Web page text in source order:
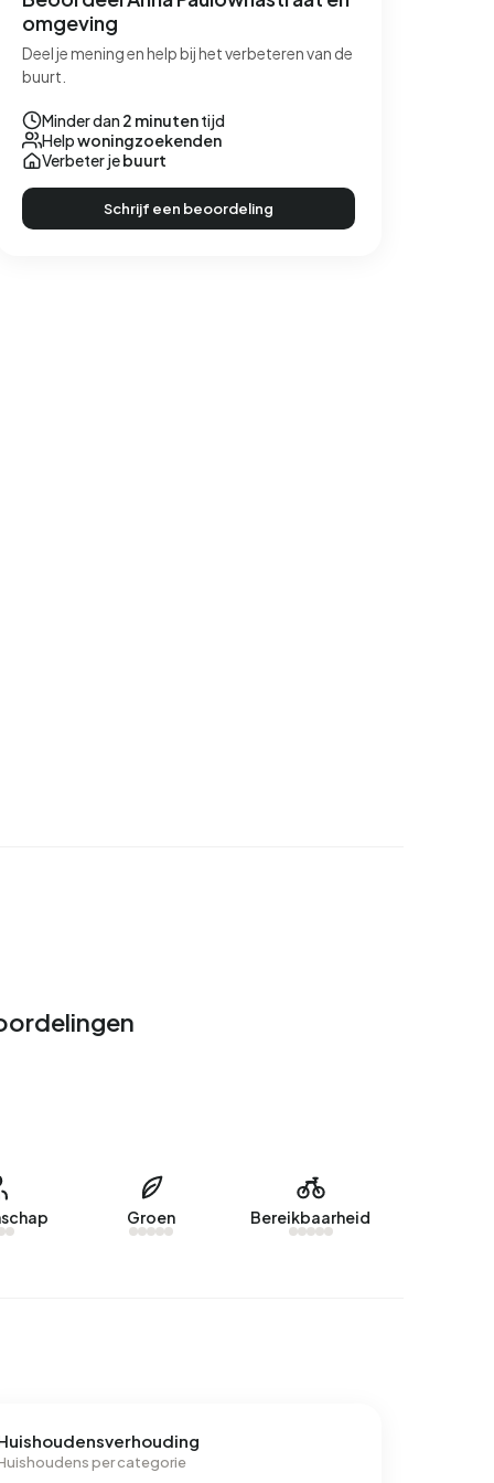
omgeving
Deel je mening en help bij het verbeteren van de
buurt.
Minder dan 2 minutentijd
Helpwoningzoekenden
Verbeter jebuurt
Schrijf een beoordeling
Groen Bereikbaarheid
per categorie